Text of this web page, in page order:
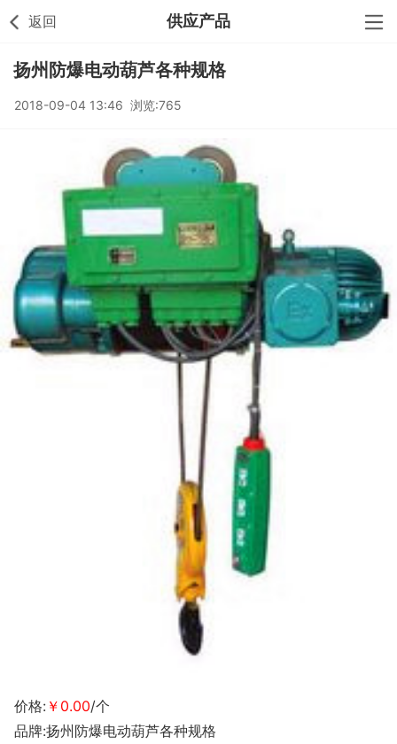
返回 供应产品
扬州防爆电动葫芦各种规格
2018-09-04 13:46 浏览:765
价格: ￥0.00/个
品牌:扬州防爆电动葫芦各种规格